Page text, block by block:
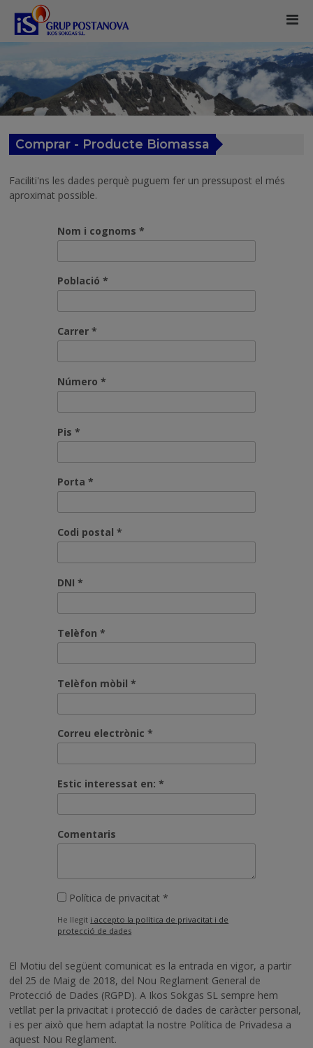
Comprar - Producte Biomassa
Faciliti'ns les dades perquè puguem fer un pressupost el més
aproximat possible.
Nom i cognoms *
Població *
Carrer *
Número *
Pis *
Porta *
Codi postal *
DNI *
Telèfon *
Telèfon mòbil *
Correu electrònic *
Estic interessat en: *
Comentaris
Política de privacitat *
He llegit i accepto la política de privacitat i de
protecció de dades
El Motiu del següent comunicat es la entrada en vigor, a partir
del 25 de Maig de 2018, del Nou Reglament General de
Protecció de Dades (RGPD). A Ikos Sokgas SL sempre hem
vetllat per la privacitat i protecció de dades de caràcter personal,
i es per això que hem adaptat la nostre Política de Privadesa a
aquest Nou Reglament.